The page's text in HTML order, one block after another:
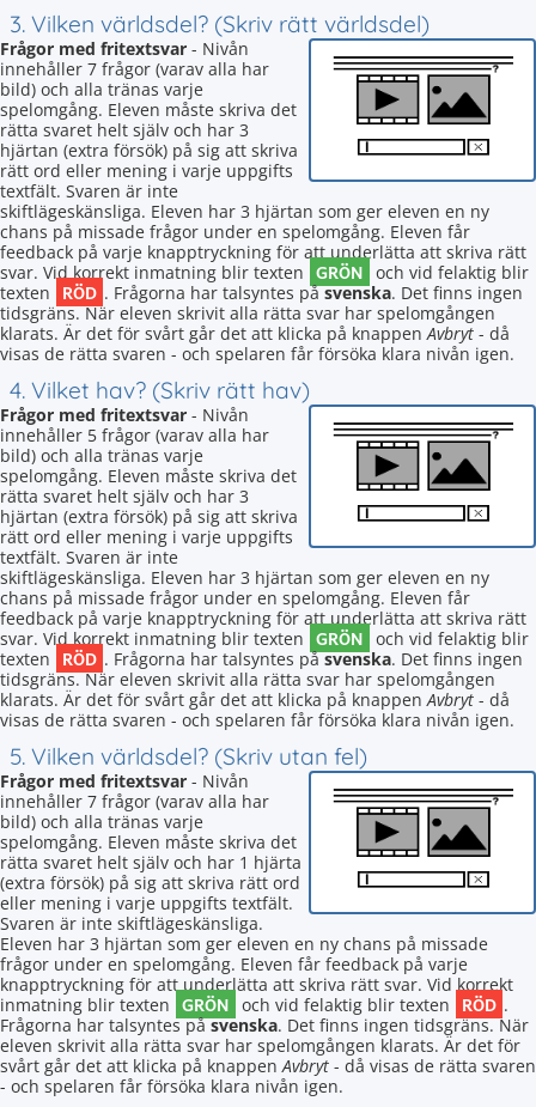
3. Vilken världsdel? (Skriv rätt världsdel)
Frågor med fritextsvar - Nivån
innehåller 7 frågor (varav alla har
bild) och alla tränas varje
spelomgång. Eleven måste skriva det
rätta svaret helt själv och har 3
hjärtan (extra försök) på sig att skriva
rätt ord eller mening i varje uppgifts
textfält. Svaren är inte
skiftlägeskänsliga. Eleven har 3 hjärtan som ger eleven en ny
chans på missade frågor under en spelomgång. Eleven får
feedback på varje knapptryckning för att underlätta att skriva rätt
svar. Vid korrekt inmatning blir texten GRÖN och vid felaktig blir
texten
RÖD . Frågorna har talsyntes påsvenska. Det finns ingen
tidsgräns. När eleven skrivit alla rätta svar har spelomgången
klarats. Är det för svårt går det att klicka på knappenAvbryt - då
visas de rätta svaren - och spelaren får försöka klara nivån igen.
4. Vilket hav? (Skriv rätt hav)
Frågor med fritextsvar - Nivån
innehåller 5 frågor (varav alla har
bild) och alla tränas varje
spelomgång. Eleven måste skriva det
rätta svaret helt själv och har 3
hjärtan (extra försök) på sig att skriva
rätt ord eller mening i varje uppgifts
textfält. Svaren är inte
skiftlägeskänsliga. Eleven har 3 hjärtan som ger eleven en ny
chans på missade frågor under en spelomgång. Eleven får
feedback på varje knapptryckning för att underlätta att skriva rätt
svar. Vid korrekt inmatning blir texten GRÖN och vid felaktig blir
texten
RÖD . Frågorna har talsyntes påsvenska. Det finns ingen
tidsgräns. När eleven skrivit alla rätta svar har spelomgången
klarats. Är det för svårt går det att klicka på knappenAvbryt - då
visas de rätta svaren - och spelaren får försöka klara nivån igen.
5. Vilken världsdel? (Skriv utan fel)
Frågor med fritextsvar - Nivån
innehåller 7 frågor (varav alla har
bild) och alla tränas varje
spelomgång. Eleven måste skriva det
rätta svaret helt själv och har 1 hjärta
(extra försök) på sig att skriva rätt ord
eller mening i varje uppgifts textfält.
Svaren är inte skiftlägeskänsliga.
Eleven har 3 hjärtan som ger eleven en ny chans på missade
frågor under en spelomgång. Eleven får feedback på varje
knapptryckning för att underlätta att skriva rätt svar. Vid korrekt
inmatning blir texten GRÖN och vid felaktig blir texten RÖD .
Frågorna har talsyntes påsvenska. Det finns ingen tidsgräns. När
eleven skrivit alla rätta svar har spelomgången klarats. Är det för
svårt går det att klicka på knappenAvbryt - då visas de rätta svaren
- och spelaren får försöka klara nivån igen.